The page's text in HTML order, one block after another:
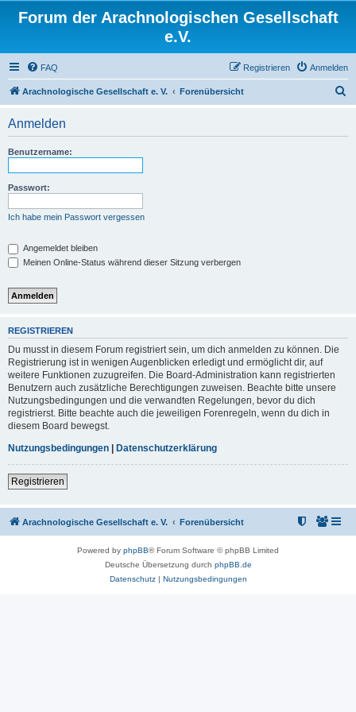
Forum der Arachnologischen Gesellschaft
e.V.
FAQ Anmelden
Registrieren
Arachnologische Gesellschaft e. V. Forenübersicht
Anmelden
Benutzername:
Passwort:
Ich habe mein Passwort vergessen
Angemeldet bleiben
Meinen Online-Status während dieser Sitzung verbergen
REGISTRIEREN
Du musst in diesem Forum registriert sein, um dich anmelden zu können. Die
Registrierung ist in wenigen Augenblicken erledigt und ermöglicht dir, auf
weitere Funktionen zuzugreifen. Die Board-Administration kann registrierten
Benutzern auch zusätzliche Berechtigungen zuweisen. Beachte bitte unsere
Nutzungsbedingungen und die verwandten Regelungen, bevor du dich
registrierst. Bitte beachte auch die jeweiligen Forenregeln, wenn du dich in
diesem Board bewegst.
Nutzungsbedingungen | Datenschutzerklärung
Registrieren
Arachnologische Gesellschaft e. V. Forenübersicht
Powered by phpBB® Forum Software © phpBB Limited
Deutsche Übersetzung durch phpBB.de
Datenschutz| Nutzungsbedingungen